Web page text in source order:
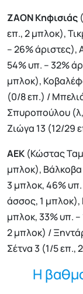
ΖΑΟΝ Κηφισιάς
επ., 2 μπλοκ),
– 26% άριστες),
54% υπ. – 32%
μπλοκ),
(0/8 επ.) /
Σπυροπούλου
Ζιώγα 13 (12/29
ΑΕΚ (Κώστας
μπλοκ), Βάλκοβα
3 μπλοκ, 46% υπ.
άσσος, 1 μπλοκ),
μπλοκ, 33% υπ. –
2 μπλοκ) /
Σέτνα 3 (1/5 επ.,
Η